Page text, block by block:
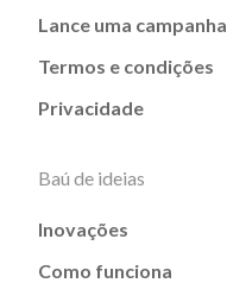
Lance uma campanha
Termos e condições
Privacidade
Baú de ideias
Inovações
Como funciona